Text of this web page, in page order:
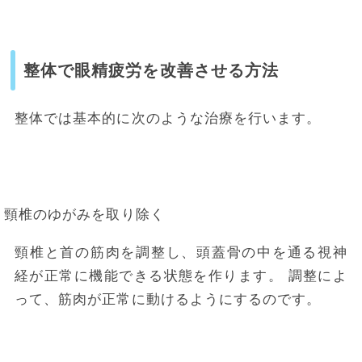
整体で眼精疲労を改善させる方法
整体では基本的に次のような治療を行います。
頸椎のゆがみを取り除く
頸椎と首の筋肉を調整し、頭蓋骨の中を通る視神
経が正常に機能できる状態を作ります。
調整によ
って、筋肉が正常に動けるようにするのです。